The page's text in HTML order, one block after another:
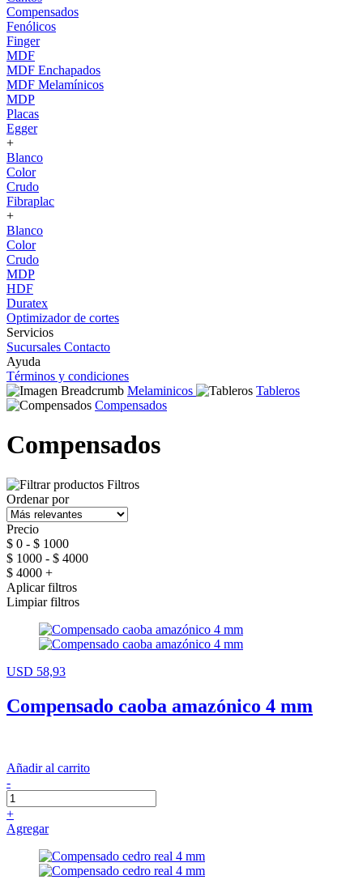
Compensados
Fenólicos
Finger
MDF
MDF Enchapados
MDF Melamínicos
MDP
Placas
Egger
+
Blanco
Color
Crudo
Fibraplac
+
Blanco
Color
Crudo
MDP
HDF
Duratex
Optimizador de cortes
Servicios
Sucursales Contacto
Ayuda
Términos y condiciones
Melaminicos
Tableros
Compensados
Compensados
Filtros
Ordenar por
Precio
$ 0 - $ 1000
$ 1000 - $ 4000
$ 4000 +
Aplicar filtros
Limpiar filtros
USD 58,93
Compensado caoba amazónico 4 mm
Añadir al carrito
-
+
Agregar